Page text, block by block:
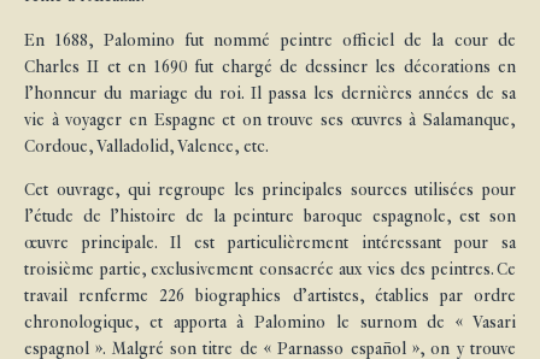
En 1688, Palomino fut nommé peintre officiel de la cour de
Charles II et en 1690 fut chargé de dessiner les décorations en
l’honneur du mariage du roi. Il passa les dernières années de sa
vie à voyager en Espagne et on trouve ses œuvres à Salamanque,
Cordoue, Valladolid, Valence, etc.
Cet ouvrage, qui regroupe les principales sources utilisées pour
l’étude de l’histoire de la peinture baroque espagnole, est son
œuvre principale. Il est particulièrement intéressant pour sa
troisième partie, exclusivement consacrée aux vies des peintres. Ce
travail renferme 226 biographies d’artistes, établies par ordre
chronologique, et apporta à Palomino le surnom de « Vasari
espagnol ». Malgré son titre de « Parnasso español », on y trouve